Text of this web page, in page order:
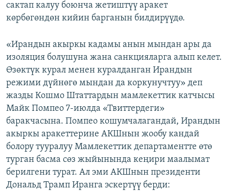
сактап калуу боюнча жетиштүү аракет
көрбөгөндөн кийин барганын билдирүүдө.
«Ирандын акыркы кадамы анын мындан ары да
изоляция болушуна жана санкцияларга алып келет.
Өзөктүк курал менен куралданган Ирандын
режими дүйнөгө мындан да коркунучтуу» деп
жазды Кошмо Штаттардын мамлекеттик катчысы
Майк Помпео 7-июлда «Твиттердеги»
баракчасына. Помпео кошумчалагандай, Ирандын
акыркы аракеттерине АКШнын жообу кандай
болору тууралуу Мамлекеттик департаментте өтө
турган басма сөз жыйынында кеңири маалымат
берилгени турат. Ал эми АКШнын президенти
Дональд Трамп Иранга эскертүү берди: